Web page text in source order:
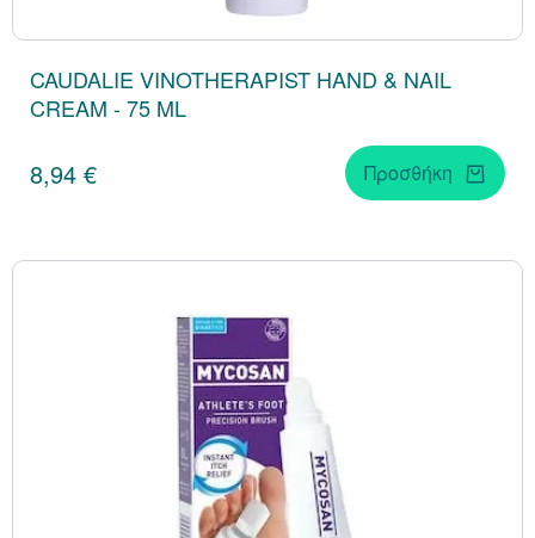
CAUDALIE VINOTHERAPIST HAND & NAIL
CREAM - 75 ML
8,94 € Προσθήκη